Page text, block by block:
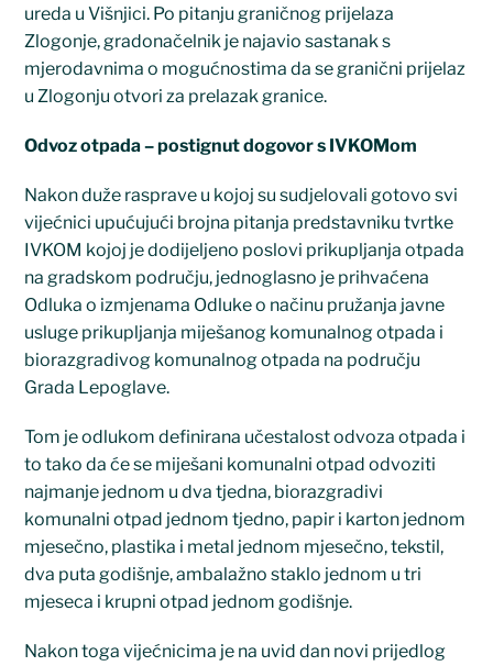
ureda u Višnjici. Po pitanju graničnog prijelaza
Zlogonje, gradonačelnik je najavio sastanak s
mjerodavnima o mogućnostima da se granični prijelaz
u Zlogonju otvori za prelazak granice.
Odvoz otpada – postignut dogovor s IVKOMom
Nakon duže rasprave u kojoj su sudjelovali gotovo svi
vijećnici upućujući brojna pitanja predstavniku tvrtke
IVKOM kojoj je dodijeljeno poslovi prikupljanja otpada
na gradskom području, jednoglasno je prihvaćena
Odluka o izmjenama Odluke o načinu pružanja javne
usluge prikupljanja miješanog komunalnog otpada i
biorazgradivog komunalnog otpada na području
Grada Lepoglave.
Tom je odlukom definirana učestalost odvoza otpada i
to tako da će se miješani komunalni otpad odvoziti
najmanje jednom u dva tjedna, biorazgradivi
komunalni otpad jednom tjedno, papir i karton jednom
mjesečno, plastika i metal jednom mjesečno, tekstil,
dva puta godišnje, ambalažno staklo jednom u tri
mjeseca i krupni otpad jednom godišnje.
Nakon toga vijećnicima je na uvid dan novi prijedlog